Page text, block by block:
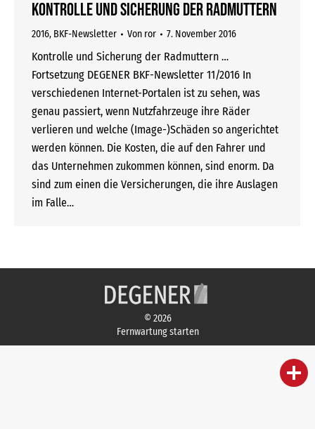
Kontrolle und Sicherung der Radmuttern
2016, BKF-Newsletter Von ror 7. November 2016
Kontrolle und Sicherung der Radmuttern …
Fortsetzung DEGENER BKF-Newsletter 11/2016 In
verschiedenen Internet-Portalen ist zu sehen, was
genau passiert, wenn Nutzfahrzeuge ihre Räder
verlieren und welche (Image-)Schäden so angerichtet
werden können. Die Kosten, die auf den Fahrer und
das Unternehmen zukommen können, sind enorm. Da
sind zum einen die Versicherungen, die ihre Auslagen
im Falle…
© 2026
Fernwartung starten